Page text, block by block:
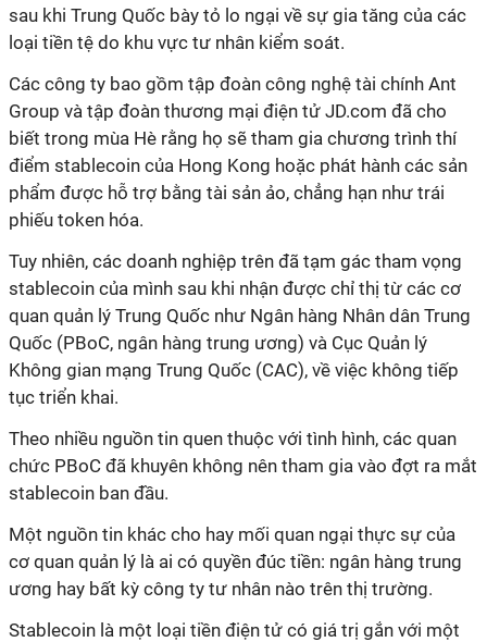
sau khi Trung Quốc bày tỏ lo ngại về sự gia tăng của các
loại tiền tệ do khu vực tư nhân kiểm soát.
Các công ty bao gồm tập đoàn công nghệ tài chính Ant
Group và tập đoàn thương mại điện tử JD.com đã cho
biết trong mùa Hè rằng họ sẽ tham gia chương trình thí
điểm stablecoin của Hong Kong hoặc phát hành các sản
phẩm được hỗ trợ bằng tài sản ảo, chẳng hạn như trái
phiếu token hóa.
Tuy nhiên, các doanh nghiệp trên đã tạm gác tham vọng
stablecoin của mình sau khi nhận được chỉ thị từ các cơ
quan quản lý Trung Quốc như Ngân hàng Nhân dân Trung
Quốc (PBoC, ngân hàng trung ương) và Cục Quản lý
Không gian mạng Trung Quốc (CAC), về việc không tiếp
tục triển khai.
Theo nhiều nguồn tin quen thuộc với tình hình, các quan
chức PBoC đã khuyên không nên tham gia vào đợt ra mắt
stablecoin ban đầu.
Một nguồn tin khác cho hay mối quan ngại thực sự của
cơ quan quản lý là ai có quyền đúc tiền: ngân hàng trung
ương hay bất kỳ công ty tư nhân nào trên thị trường.
Stablecoin là một loại tiền điện tử có giá trị gắn với một